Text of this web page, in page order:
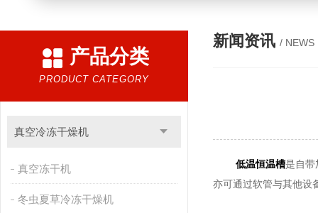
产品分类
PRODUCT CATEGORY
真空冷冻干燥机
真空冻干机
冬虫夏草冷冻干燥机
新闻资讯 / NEWS
低温恒温槽是自带
亦可通过软管与其他设